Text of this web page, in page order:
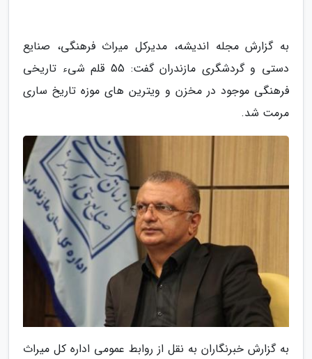
به گزارش مجله اندیشه، مدیرکل میراث فرهنگی، صنایع
دستی و گردشگری مازندران گفت: 55 قلم شیء تاریخی
فرهنگی موجود در مخزن و ویترین های موزه تاریخ ساری
مرمت شد.
به گزارش خبرنگاران به نقل از روابط عمومی اداره کل میراث